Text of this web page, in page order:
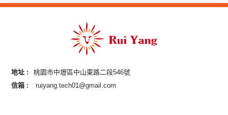
地址 :
桃園市中壢區中山東路二段546號
信箱 :
ruiyang.tech01@gmail.com